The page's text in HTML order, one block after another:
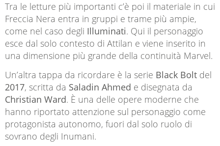
Tra le letture più importanti c’è poi il materiale in cui
Freccia Nera entra in gruppi e trame più ampie,
come nel caso degli Illuminati. Qui il personaggio
esce dal solo contesto di Attilan e viene inserito in
una dimensione più grande della continuità Marvel.
Un’altra tappa da ricordare è la serie Black Bolt del
2017, scritta da Saladin Ahmed e disegnata da
Christian Ward. È una delle opere moderne che
hanno riportato attenzione sul personaggio come
protagonista autonomo, fuori dal solo ruolo di
sovrano degli Inumani.